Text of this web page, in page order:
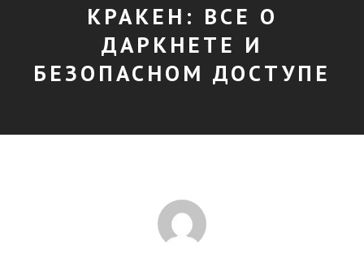
КРАКЕН: ВСЕ О
ДАРКНЕТЕ И
БЕЗОПАСНОМ ДОСТУПЕ